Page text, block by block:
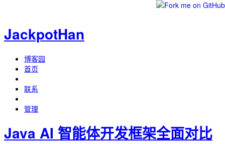
JackpotHan
博客园
首页
联系
管理
Java AI 智能体开发框架全面对比